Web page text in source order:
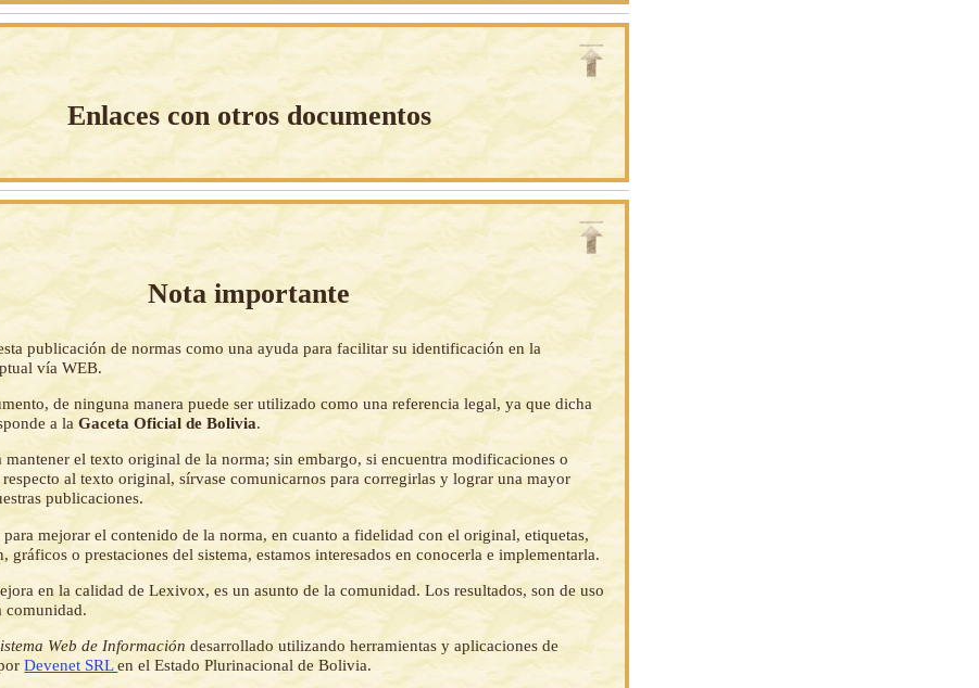
Enlaces con otros documentos
Nota importante
publicación de normas como una ayuda para facilitar su identificación en la
vía WEB.
de ninguna manera puede ser utilizado como una referencia legal, ya que dicha
a laGaceta Oficial de Bolivia.
el texto original de la norma; sin embargo, si encuentra modificaciones o
al texto original, sírvase comunicarnos para corregirlas y lograr una mayor
publicaciones.
para mejorar el contenido de la norma, en cuanto a fidelidad con el original, etiquetas,
gráficos o prestaciones del sistema, estamos interesados en conocerla e implementarla.
en la calidad de Lexivox, es un asunto de la comunidad. Los resultados, son de uso
comunidad.
Web de Información desarrollado utilizando herramientas y aplicaciones de
Devenet SRLen el Estado Plurinacional de Bolivia.